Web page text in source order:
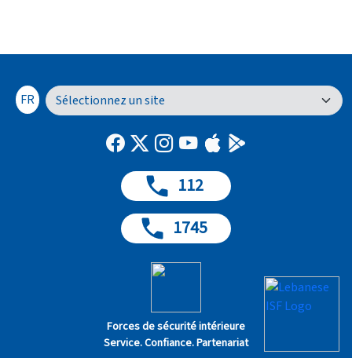
Forces de sécurité intérieure
Service. Confiance. Partenariat
112
1745
FR